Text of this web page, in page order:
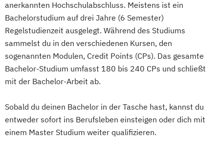
Engineering
anerkannten Hochschulabschluss. Meistens ist ein
Bachelorstudium auf drei Jahre (6 Semester)
Regelstudienzeit ausgelegt. Während des Studiums
sammelst du in den verschiedenen Kursen, den
sogenannten Modulen, Credit Points (CPs). Das gesamte
Bachelor-Studium umfasst 180 bis 240 CPs und schließt
mit der Bachelor-Arbeit ab.
Sobald du deinen Bachelor in der Tasche hast, kannst du
entweder sofort ins Berufsleben einsteigen oder dich mit
einem Master Studium weiter qualifizieren.